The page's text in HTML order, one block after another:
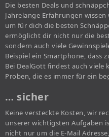
Die besten Deals und
Jahrelange Erfahrungen
um für dich die besten
ermöglicht dir nicht nur die
sondern auch viele
Beispiel ein Smartphone, dass
Bei DealGott findest auch viele
Proben, die es immer für ein
… sicher
Keine versteckte Kosten, wir
unserer wichtigsten Aufgaben
nicht nur um die E-Mail